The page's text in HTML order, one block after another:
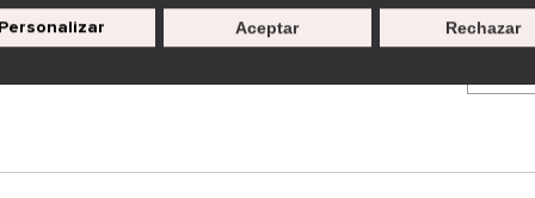
Personalizar Rechazar
Aceptar
provocar efectos adversos como irritación, inflamación o
provocar efectos adversos como irritación, inflamación o
Promociones exclusivas al